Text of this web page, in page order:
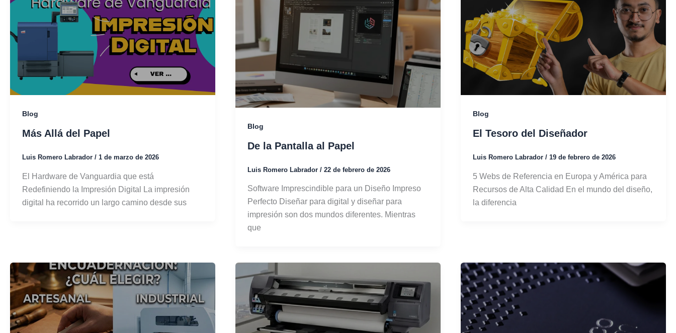
Blog
Más Allá del Papel
Luis Romero Labrador / 1 de marzo de 2026
El Hardware de Vanguardia que está
Redefiniendo la Impresión Digital La impresión
digital ha recorrido un largo camino desde sus
Blog
De la Pantalla al Papel
Luis Romero Labrador / 22 de febrero de 2026
Software Imprescindible para un Diseño Impreso
Perfecto Diseñar para digital y diseñar para
impresión son dos mundos diferentes. Mientras
que
Blog
El Tesoro del Diseñador
Luis Romero Labrador / 19 de febrero de 2026
5 Webs de Referencia en Europa y América para
Recursos de Alta Calidad En el mundo del diseño,
la diferencia